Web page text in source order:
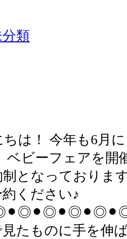
類
は！ 今年も6月
ベビーフェアを
となっておりま
ください♪
見たものに手を伸